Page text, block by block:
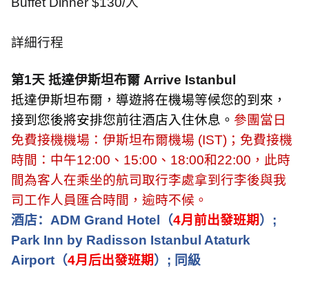
詳細行程
第1天 抵達伊斯坦布爾 Arrive Istanbul
抵達伊斯坦布爾，導遊將在機場等候您的到來，
接到您後將安排您前往酒店入住休息。 參團當日
免費接機機場：伊斯坦布爾機場 (IST) ；免費接機
時間：中午12:00 、 15:00 、 18:00和22:00 ，此時
間為客人在乘坐的航司取行李處拿到行李後與我
司工作人員匯合時間，逾時不候。
酒店： ADM Grand Hotel （4月前出發班期 ） ;
Park Inn by Radisson Istanbul Ataturk
Airport （4月后出發班期 ） ; 同級